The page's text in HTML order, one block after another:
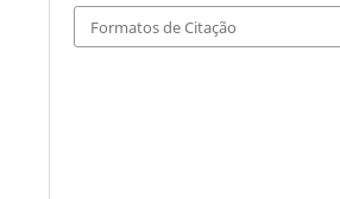
Formatos de Citação